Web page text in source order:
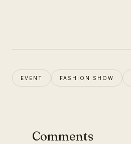
EVENT FASHION SHOW
Comments